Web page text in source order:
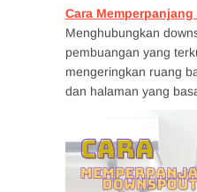
Cara
Menghubungkan
pembuangan yang
mengeringkan ruang
dan halaman yang